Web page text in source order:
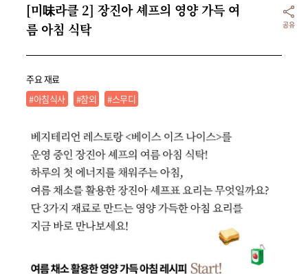
공유
[미味라클 2] 장진아 셰프의 영양 가득 여
름 아침 식탁
주요 재료
#아침식사
#참외 #스무디